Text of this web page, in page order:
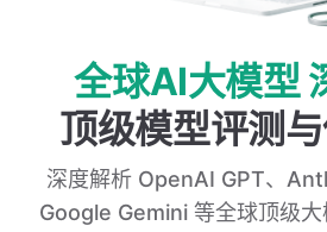
全球AI大模型
顶级模型评测
深度解析 OpenAI GPT、
Google Gemini 等全球顶级